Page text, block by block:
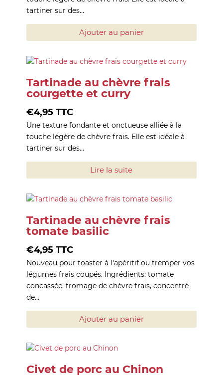
tartiner sur des…
Ajouter au panier
Tartinade au chèvre frais
courgette et curry
€4,95 TTC
Une texture fondante et onctueuse alliée à la
touche légère de chèvre frais. Elle est idéale à
tartiner sur des…
Lire la suite
Tartinade au chèvre frais
tomate basilic
€4,95 TTC
Nouveau pour toaster à l'apéritif ou tremper vos
légumes frais coupés. Ingrédients: tomate
concassée, fromage de chèvre frais, concentré
de…
Ajouter au panier
Civet de porc au Chinon